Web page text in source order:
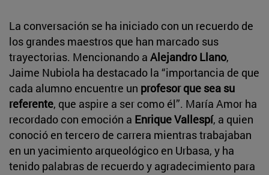
La conversación se ha iniciado con un recuerdo de
los grandes maestros que han marcado sus
trayectorias. Mencionando a Alejandro Llano,
Jaime Nubiola ha destacado la “importancia de que
cada alumno encuentre un profesor que sea su
referente, que aspire a ser como él”. María Amor ha
recordado con emoción a Enrique Vallespí, a quien
conoció en tercero de carrera mientras trabajaban
en un yacimiento arqueológico en Urbasa, y ha
tenido palabras de recuerdo y agradecimiento para